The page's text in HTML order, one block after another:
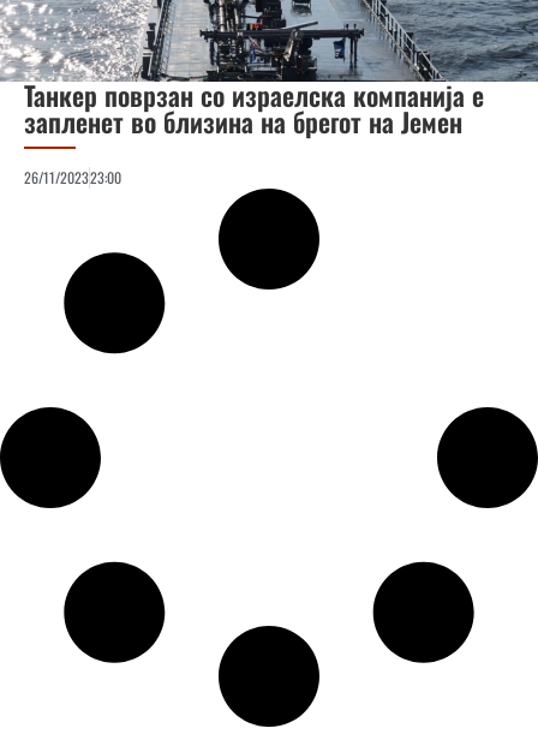
Танкер поврзан со израелска компанија е
запленет во близина на брегот на Јемен
26/11/202323:00